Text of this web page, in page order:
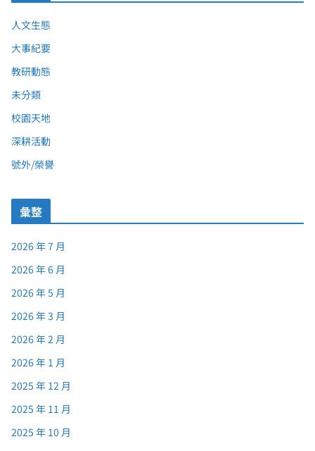
人文生態
大事紀要
教研動態
未分類
校園天地
深耕活動
號外/榮譽
彙整
2026 年 7 月
2026 年 6 月
2026 年 5 月
2026 年 3 月
2026 年 2 月
2026 年 1 月
2025 年 12 月
2025 年 11 月
2025 年 10 月